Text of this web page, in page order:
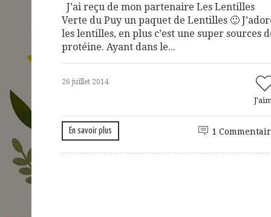
J’ai reçu de mon partenaire Les Lentilles
Verte du Puy un paquet de Lentilles 🙂
les lentilles, en plus c’est une super sources
protéine. Ayant dans le...
26 juillet 2014
En savoir plus 1